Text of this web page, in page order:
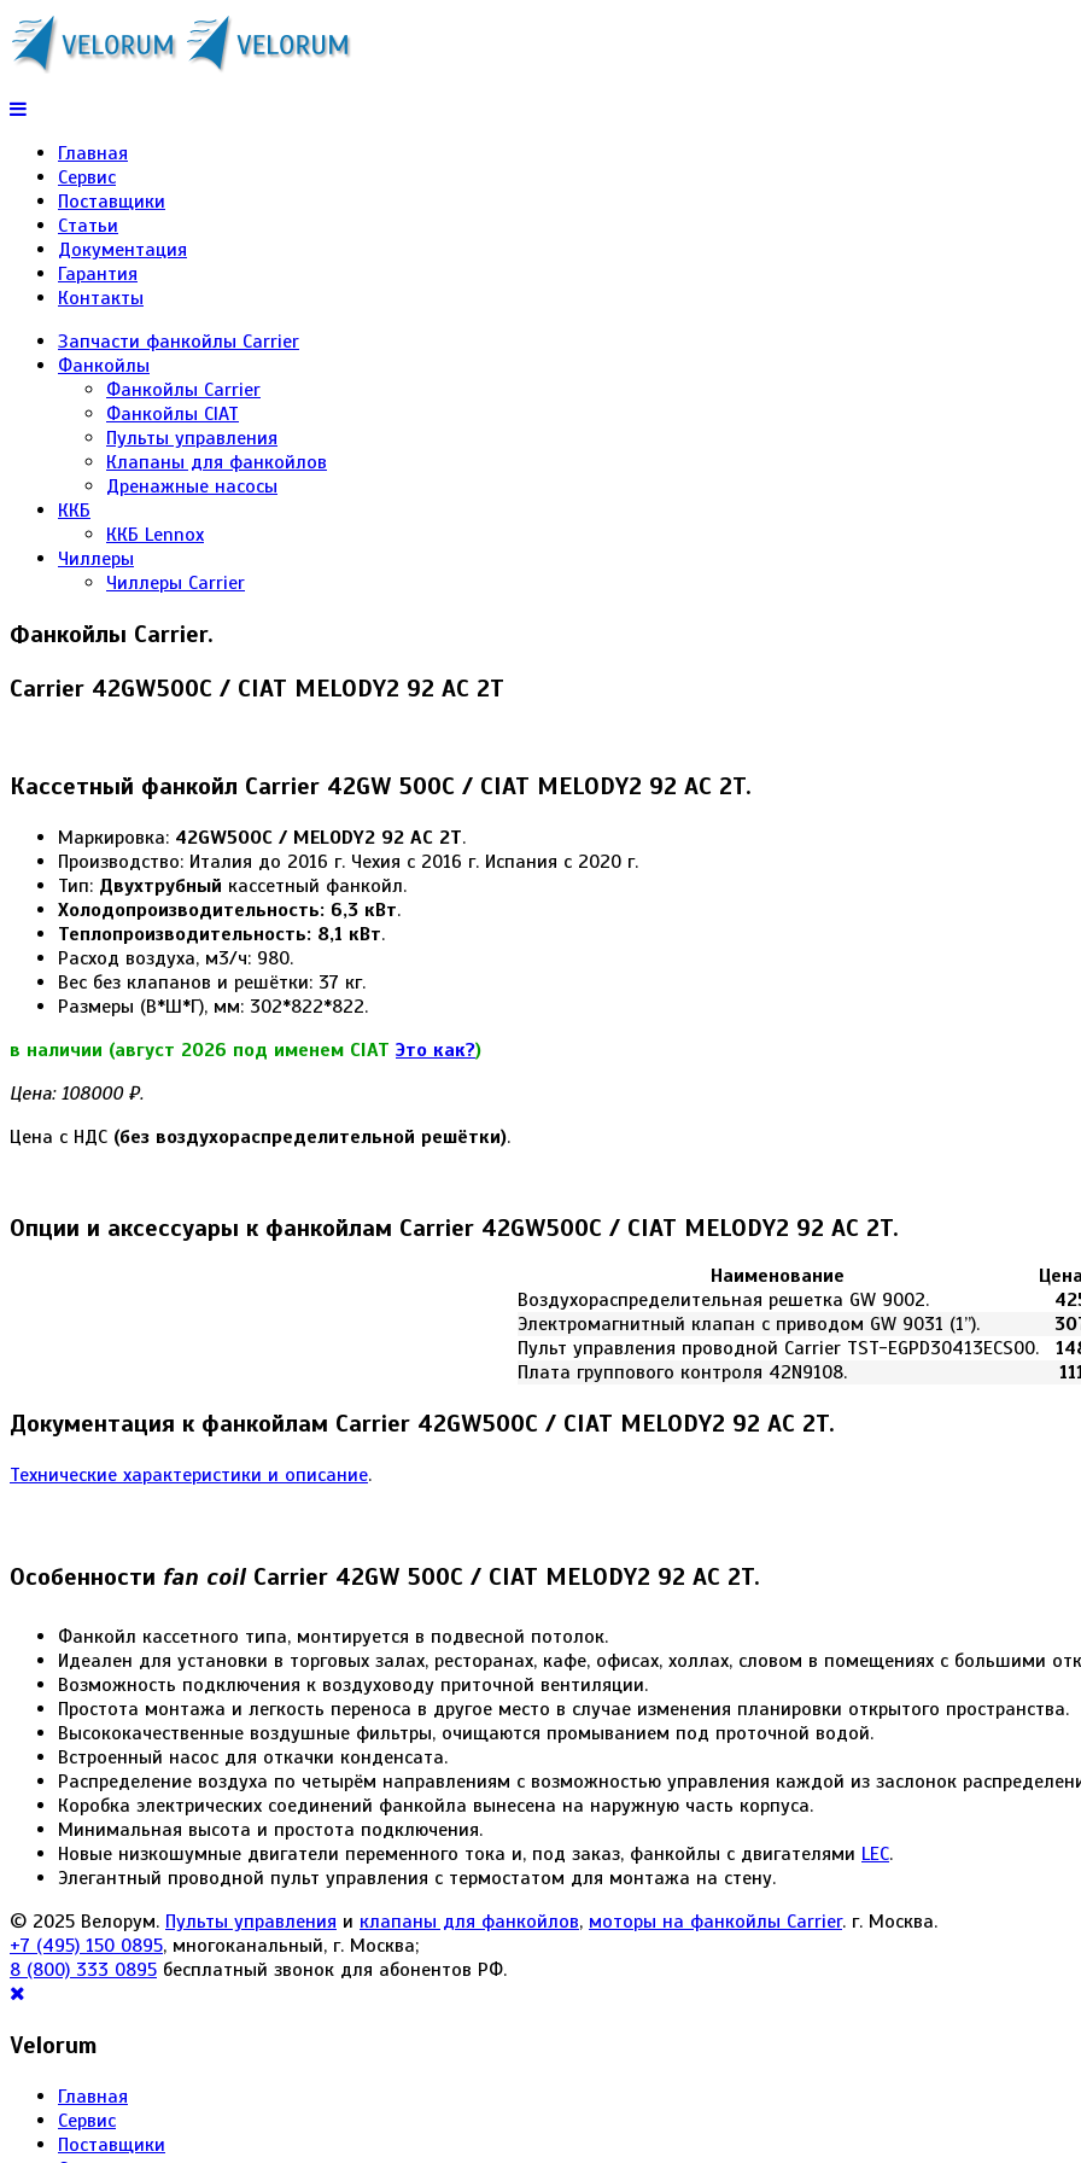
Главная
Сервис
Поставщики
Статьи
Документация
Гарантия
Контакты
Запчасти фанкойлы Carrier
Фанкойлы
Фанкойлы Carrier
Фанкойлы CIAT
Пульты управления
Клапаны для фанкойлов
Дренажные насосы
ККБ
ККБ Lennox
Чиллеры
Чиллеры Carrier
Фанкойлы Carrier.
Carrier 42GW500C / CIAT MELODY2 92 AC 2T
Кассетный фанкойл Carrier 42GW 500C / CIAT MELODY2 92 AC 2T.
Маркировка: 42GW500C / MELODY2 92 AC 2T.
Производство: Италия до 2016 г. Чехия с 2016 г. Испания с 2020 г.
Тип: Двухтрубный кассетный фанкойл.
Холодопроизводительность: 6,3 кВт.
Теплопроизводительность: 8,1 кВт.
Расход воздуха, м3/ч: 980.
Вес без клапанов и решётки: 37 кг.
Размеры (В*Ш*Г), мм: 302*822*822.
в наличии (август 2026 под именем CIAT Это как?)
Цена: 108000 ₽.
Цена с НДС (без воздухораспределительной решётки).
Опции и аксессуары к фанкойлам Carrier 42GW500C / CIAT MELODY2 92 AC 2T.
Наименование
Воздухораспределительная решетка GW 9002.
Электромагнитный клапан с приводом GW 9031 (1”).
Пульт управления проводной Carrier TST-EGPD30413ECS00.
Плата группового контроля 42N9108.
Документация к фанкойлам Carrier 42GW500C / CIAT MELODY2 92 AC 2T.
Технические характеристики и описание.
Особенности fan coil Carrier 42GW 500C / CIAT MELODY2 92 AC 2T.
Фанкойл кассетного типа, монтируется в подвесной потолок.
Идеален для установки в торговых залах, ресторанах, кафе, офисах, холлах, словом в помещениях с большими
Возможность подключения к воздуховоду приточной вентиляции.
Простота монтажа и легкость переноса в другое место в случае изменения планировки открытого пространства.
Высококачественные воздушные фильтры, очищаются промыванием под проточной водой.
Встроенный насос для откачки конденсата.
Распределение воздуха по четырём направлениям с возможностью управления каждой из заслонок
Коробка электрических соединений фанкойла вынесена на наружную часть корпуса.
Минимальная высота и простота подключения.
Новые низкошумные двигатели переменного тока и, под заказ, фанкойлы с двигателями LEC.
Элегантный проводной пульт управления с термостатом для монтажа на стену.
© 2025 Велорум. Пульты управления и клапаны для фанкойлов, моторы на фанкойлы Carrier. г. Москва.
+7 (495) 150 0895, многоканальный, г. Москва;
8 (800) 333 0895 бесплатный звонок для абонентов РФ.
Velorum
Главная
Сервис
Поставщики